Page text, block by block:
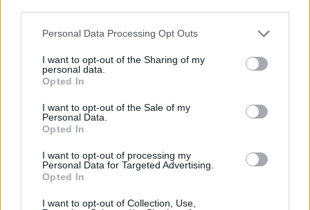
Please note that this website/app uses one or more Google
not limited to your visit or usage behaviour. You may click to
grant or deny consent to Google and its third-party tags to
use your data for below specified purposes in below Google
consent section.
Personal Data Processing Opt Outs
I want to opt-out of the Sharing of my
personal data.
Opted In
I want to opt-out of the Sale of my
Personal Data.
Opted In
I want to opt-out of processing my
Personal Data for Targeted Advertising.
Opted In
I want to opt-out of Collection, Use,
Szalóki Ágnes
Etnorom-bólBalogh István, Künstler Ágnes
csikszeredai Role, valamint a Duna Művészegyüttes.
részletes lista innen érhető el.
Filharmonikusok - hagyományaikhoz híven - ünnepi
koncertet adnak október 1-jén, a debreceni Bartók
Teremben pedig a Debreceni Filharmonikus Zenekar és